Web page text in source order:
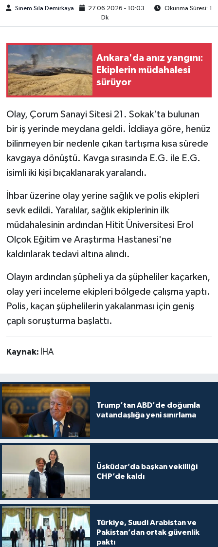
Sinem Sıla Demirkaya 27.06.2026 - 10:03
Okunma Süresi: 1
Dk
Ankara'da anız yangını:
Ekiplerin müdahalesi
sürüyor
Olay, Çorum Sanayi Sitesi 21. Sokak'ta bulunan
bir iş yerinde meydana geldi. İddiaya göre, henüz
bilinmeyen bir nedenle çıkan tartışma kısa sürede
kavgaya dönüştü. Kavga sırasında E.G. ile E.G.
isimli iki kişi bıçaklanarak yaralandı.
İhbar üzerine olay yerine sağlık ve polis ekipleri
sevk edildi. Yaralılar, sağlık ekiplerinin ilk
müdahalesinin ardından Hitit Üniversitesi Erol
Olçok Eğitim ve Araştırma Hastanesi'ne
kaldırılarak tedavi altına alındı.
Olayın ardından şüpheli ya da şüpheliler kaçarken,
olay yeri inceleme ekipleri bölgede çalışma yaptı.
Polis, kaçan şüphelilerin yakalanması için geniş
çaplı soruşturma başlattı.
Kaynak: İHA
Trump’tan ABD'de doğumla
vatandaşlığa yeni sınırlama
Üsküdar’da başkan vekilliği
CHP’de kaldı
Türkiye, Suudi Arabistan ve
Pakistan’dan ortak güvenlik
paktı